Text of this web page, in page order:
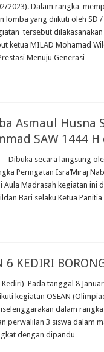
2023). Dalam rangka
lomba yang diikuti oleh SD
tersebut
ketua MILAD Mohamad
Menuju Generasi …
Asmaul Husna
SAW 1444
– Dibuka secara langsung
Peringatan Isra’Miraj
Aula Madrasah kegiatan ini
Bari selaku Ketua
6 KEDIRI
Pada tanggal 8
kegiatan OSEAN
dalam
perwalilan 3 siswa dalam
dengan dipandu …